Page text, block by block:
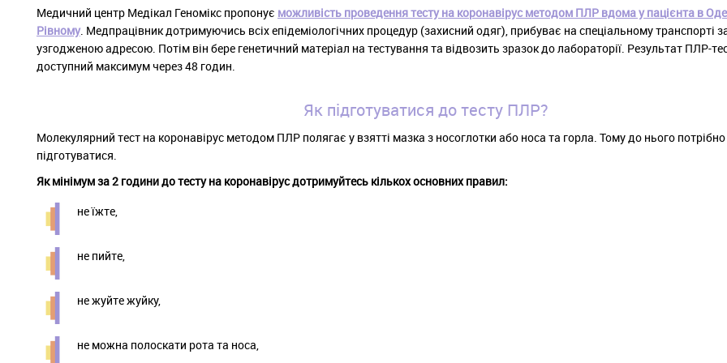
Медичний центр Медікал Геномікс пропонує можливість проведення тесту на коронавірус методом ПЛР вдома у пацієнта в
Рівному. Медпрацівник дотримуючись всіх епідеміологічних процедур (захисний одяг), прибуває на спеціальному транспорті
узгодженою адресою. Потім він бере генетичний матеріал на тестування та відвозить зразок до лабораторії. Результат ПЛР-
доступний максимум через 48 годин.
Як підготуватися до тесту ПЛР?
Молекулярний тест на коронавірус методом ПЛР полягає у взятті мазка з носоглотки або носа та горла. Тому до нього потрібно
підготуватися.
Як мінімум за 2 години до тесту на коронавірус дотримуйтесь кількох основних правил:
не їжте,
не пийте,
не жуйте жуйку,
не можна полоскати рота та носа,